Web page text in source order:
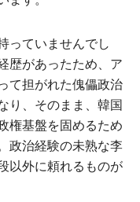
っていませんでし
歴があったため、ア
て担がれた傀儡政治
り、そのまま、韓国
権基盤を固めるため
政治経験の未熟な李
以外に頼れるものが